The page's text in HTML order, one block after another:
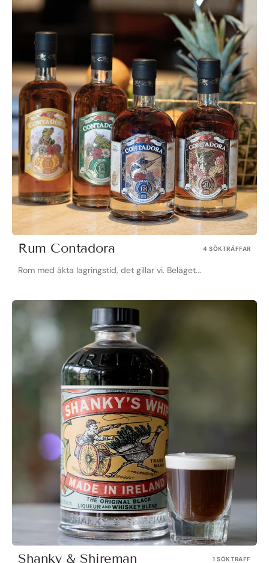
Rum Contadora 4 SÖKTRÄFFAR
Rom med äkta lagringstid, det gillar vi. Beläget...
Shanky & Shireman 1 SÖKTRÄFF